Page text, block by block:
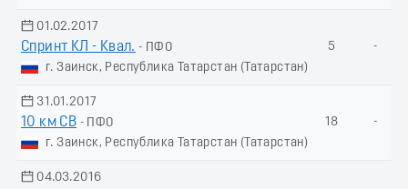
01.02.2017
Спринт КЛ - Квал. - ПФО
г. Заинск, Республика Татарстан (Татарстан)
5 -
31.01.2017
10 км СВ - ПФО
г. Заинск, Республика Татарстан (Татарстан)
18 -
04.03.2016